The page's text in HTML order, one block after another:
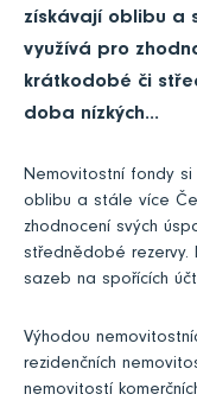
získávají oblibu a
využívá pro
krátkodobé či
doba nízkých...
Nemovitostní fondy
oblibu a stále více
zhodnocení svých
střednědobé rezervy.
sazeb na spořících
Výhodou
rezidenčních
nemovitostí